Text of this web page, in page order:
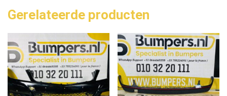
Gerelateerde producten